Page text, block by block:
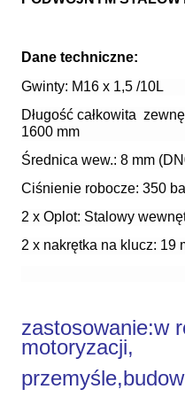
Dane techniczne:
Gwinty: M16 x 1,5 /10L
Długość całkowita
1600 mm
Średnica wew.: 8 mm
Ciśnienie robocze: 350
2 x Oplot: Stalowy
2 x nakrętka na klucz: 19
zastosowanie:w
motoryzacji,